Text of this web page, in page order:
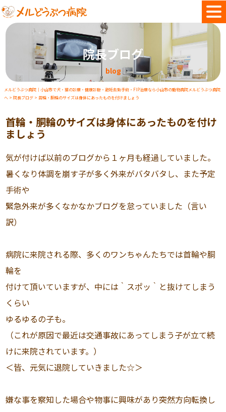
院長ブログ
blog
メルどうぶつ病院｜小山市で犬・猫の診療・健康診断・避妊去勢手術・FIP治療なら小山市の動物病院メルどうぶつ病院
へ > 院長ブログ > 首輪・胴輪のサイズは身体にあったものを付けましょう
首輪・胴輪のサイズは身体にあったものを付け
ましょう
気が付けば以前のブログから１ヶ月も経過していました。
暑くなり体調を崩す子が多く外来がバタバタし、また予定
手術や
緊急外来が多くなかなかブログを怠っていました（言い
訳）
病院に来院される際、多くのワンちゃんたちでは首輪や胴
輪を
付けて頂いていますが、中には｀スポッ｀と抜けてしまう
くらい
ゆるゆるの子も。
（これが原因で最近は交通事故にあってしまう子が立て続
けに来院されています。）
＜皆、元気に退院していきました☆＞
嫌な事を察知した場合や物事に興味があり突然方向転換し